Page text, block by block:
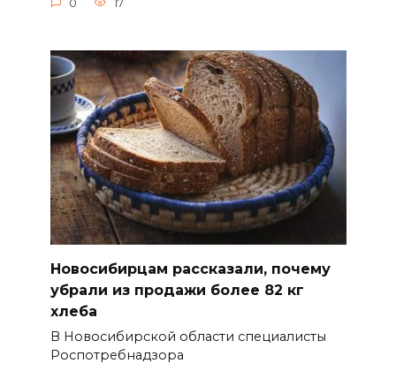
0 17
Новосибирцам рассказали, почему
убрали из продажи более 82 кг
хлеба
В Новосибирской области специалисты
Роспотребнадзора